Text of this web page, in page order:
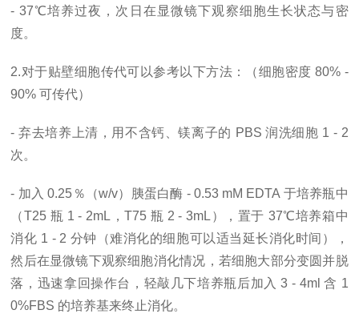
- 37℃培养过夜，次日在显微镜下观察细胞生长状态与密
度。
2.对于贴壁细胞传代可以参考以下方法：（细胞密度 80% -
90% 可传代）
- 弃去培养上清，用不含钙、镁离子的 PBS 润洗细胞 1 - 2
次。
- 加入 0.25％（w/v）胰蛋白酶 - 0.53 mM EDTA 于培养瓶中
（T25 瓶 1 - 2mL，T75 瓶 2 - 3mL），置于 37℃培养箱中
消化 1 - 2 分钟（难消化的细胞可以适当延长消化时间），
然后在显微镜下观察细胞消化情况，若细胞大部分变圆并脱
落，迅速拿回操作台，轻敲几下培养瓶后加入 3 - 4ml 含 1
0%FBS 的培养基来终止消化。